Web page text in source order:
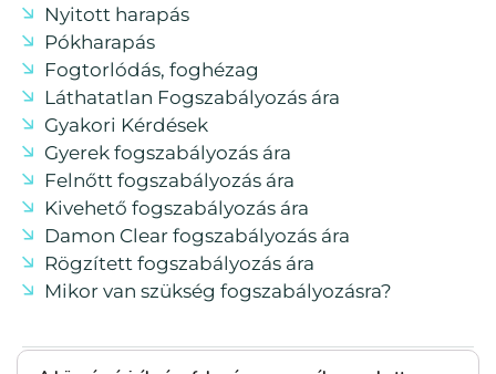
Nyitott harapás
Pókharapás
Fogtorlódás, foghézag
Láthatatlan Fogszabályozás ára
Gyakori Kérdések
Gyerek fogszabályozás ára
Felnőtt fogszabályozás ára
Kivehető fogszabályozás ára
Damon Clear fogszabályozás ára
Rögzített fogszabályozás ára
Mikor van szükség fogszabályozásra?